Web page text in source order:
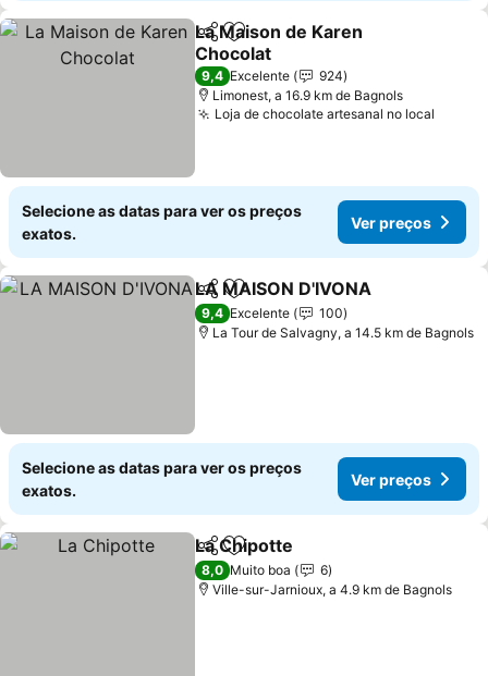
PartilharAdicionar aos favoritos
La Maison de Karen
Chocolat
Ver preços
9,4 Excelente
924
Limonest, a 16.9 km de Bagnols
Loja de chocolate artesanal no local
Selecione as datas para ver os preços
exatos.
Ver preços
PartilharAdicionar aos favoritos
LA MAISON D'IVONA
9,4 Excelente
100
La Tour de Salvagny, a 14.5 km de Bagnols
Selecione as datas para ver os preços
exatos.
Ver preços
PartilharAdicionar aos favoritos
La Chipotte
8,0 Muito boa
6
Ville-sur-Jarnioux, a 4.9 km de Bagnols